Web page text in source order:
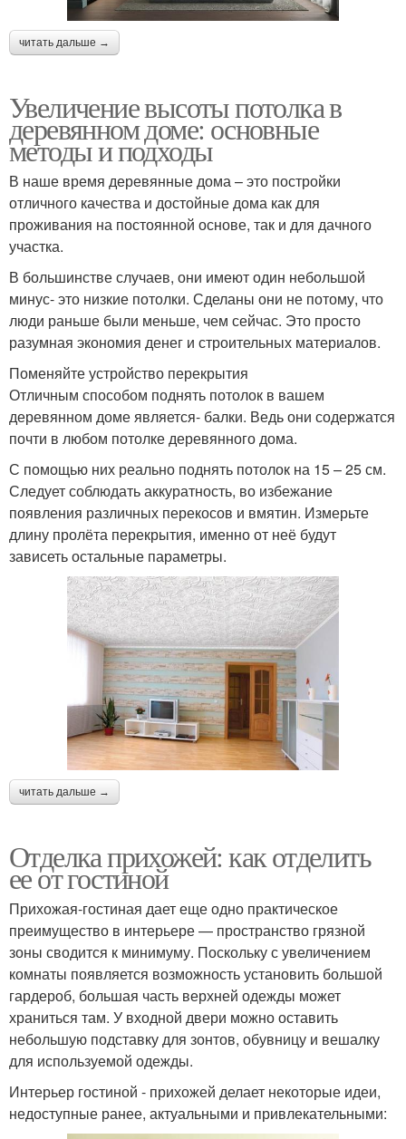
читать дальше →
Увеличение высоты потолка в
деревянном доме: основные
методы и подходы
В наше время деревянные дома – это постройки
отличного качества и достойные дома как для
проживания на постоянной основе, так и для дачного
участка.
В большинстве случаев, они имеют один небольшой
минус- это низкие потолки. Сделаны они не потому, что
люди раньше были меньше, чем сейчас. Это просто
разумная экономия денег и строительных материалов.
Поменяйте устройство перекрытия
Отличным способом поднять потолок в вашем
деревянном доме является- балки. Ведь они содержатся
почти в любом потолке деревянного дома.
С помощью них реально поднять потолок на 15 – 25 см.
Следует соблюдать аккуратность, во избежание
появления различных перекосов и вмятин. Измерьте
длину пролёта перекрытия, именно от неё будут
зависеть остальные параметры.
читать дальше →
Отделка прихожей: как отделить
ее от гостиной
Прихожая-гостиная дает еще одно практическое
преимущество в интерьере — пространство грязной
зоны сводится к минимуму. Поскольку с увеличением
комнаты появляется возможность установить большой
гардероб, большая часть верхней одежды может
храниться там. У входной двери можно оставить
небольшую подставку для зонтов, обувницу и вешалку
для используемой одежды.
Интерьер гостиной - прихожей делает некоторые идеи,
недоступные ранее, актуальными и привлекательными: